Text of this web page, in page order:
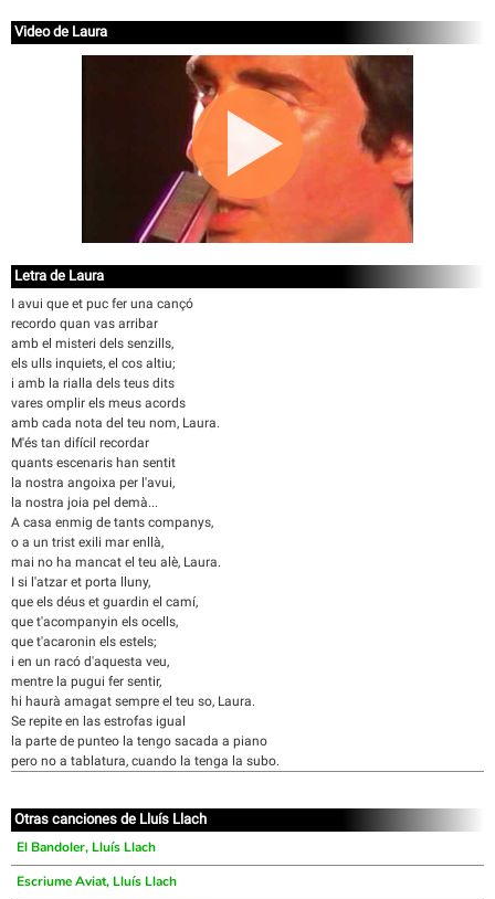
Video de Laura
Letra de Laura
I avui que et puc fer una cançó
recordo quan vas arribar
amb el misteri dels senzills,
els ulls inquiets, el cos altiu;
i amb la rialla dels teus dits
vares omplir els meus acords
amb cada nota del teu nom, Laura.
M'és tan difícil recordar
quants escenaris han sentit
la nostra angoixa per l'avui,
la nostra joia pel demà...
A casa enmig de tants companys,
o a un trist exili mar enllà,
mai no ha mancat el teu alè, Laura.
I si l'atzar et porta lluny,
que els déus et guardin el camí,
que t'acompanyin els ocells,
que t'acaronin els estels;
i en un racó d'aquesta veu,
mentre la pugui fer sentir,
hi haurà amagat sempre el teu so, Laura.
Se repite en las estrofas igual
la parte de punteo la tengo sacada a piano
pero no a tablatura, cuando la tenga la subo.
Otras canciones de Lluís Llach
El Bandoler, Lluís Llach
Escriume Aviat, Lluís Llach